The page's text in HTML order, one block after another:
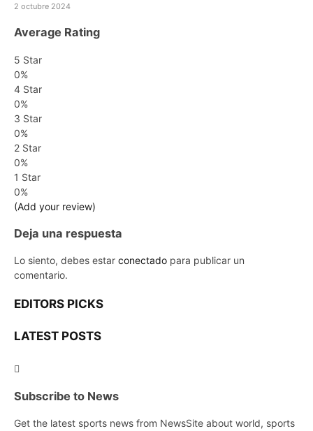
2 octubre 2024
Average Rating
5 Star
0%
4 Star
0%
3 Star
0%
2 Star
0%
1 Star
0%
(Add your review)
Deja una respuesta
Lo siento, debes estar conectado para publicar un
comentario.
EDITORS PICKS
LATEST POSTS
Subscribe to News
Get the latest sports news from NewsSite about world, sports